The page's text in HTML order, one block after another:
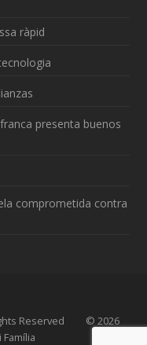
ràpid
presenta buenos
comprometida contra
Reserved © 2026